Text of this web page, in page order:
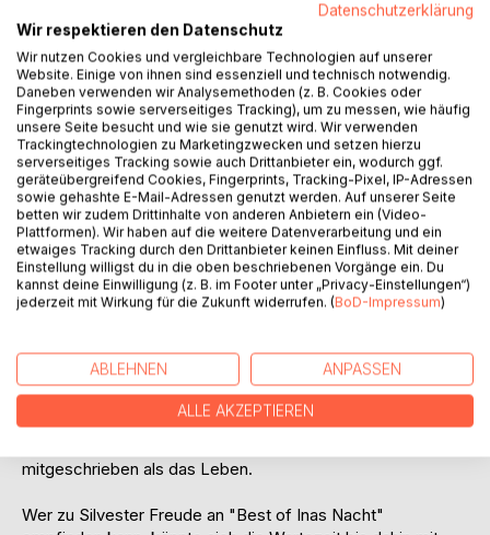
Auf die Merkliste
Titel bewerten
BESCHREIBUNG
Das Freitagebuch ist ein gernegroßer Blick über alles
Plauderton, ein Panorama der Wochen vom 9. August 2019
bis zum 28. Oktober 2022, jeden Freitag. Die Notizen
dienen keinem erinnerungsseligen Zustand, und der
Vorhang vor dem Privatleben geht auch nur einen Spalt weit
mitgeschrieben als das Leben.
Wer zu Silvester Freude an "Best of Inas Nacht"
Datenschutzerklärung
Wir respektieren den Datenschutz
Wir nutzen Cookies und vergleichbare Technologien auf unserer
Website. Einige von ihnen sind essenziell und technisch notwendig.
Daneben verwenden wir Analysemethoden (z. B. Cookies oder
Fingerprints sowie serverseitiges Tracking), um zu messen, wie häufig
unsere Seite besucht und wie sie genutzt wird. Wir verwenden
Trackingtechnologien zu Marketingzwecken und setzen hierzu
serverseitiges Tracking sowie auch Drittanbieter ein, wodurch ggf.
geräteübergreifend Cookies, Fingerprints, Tracking-Pixel, IP-Adressen
sowie gehashte E-Mail-Adressen genutzt werden. Auf unserer Seite
betten wir zudem Drittinhalte von anderen Anbietern ein (Video-
Plattformen). Wir haben auf die weitere Datenverarbeitung und ein
etwaiges Tracking durch den Drittanbieter keinen Einfluss. Mit deiner
Einstellung willigst du in die oben beschriebenen Vorgänge ein. Du
kannst deine Einwilligung (z. B. im Footer unter „Privacy-Einstellungen“)
jederzeit mit Wirkung für die Zukunft widerrufen. (BoD-Impressum)
ABLEHNEN ANPASSEN
ALLE AKZEPTIEREN